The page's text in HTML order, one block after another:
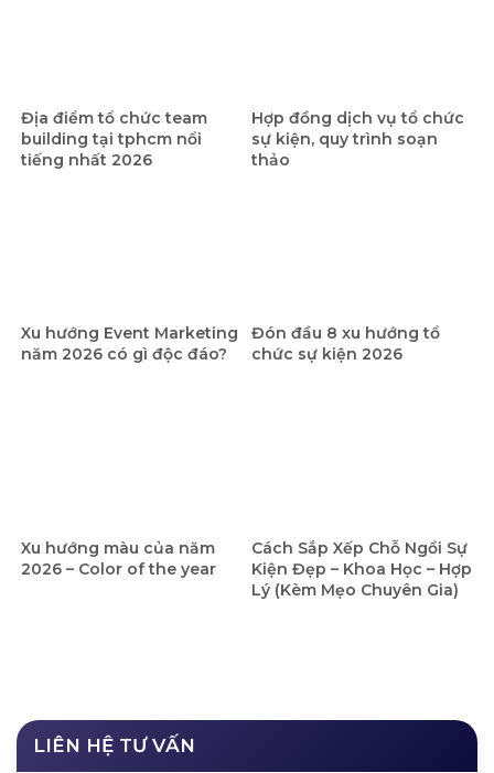
Địa điểm tổ chức team
building tại tphcm nổi
tiếng nhất 2026
Hợp đồng dịch vụ tổ chức
sự kiện, quy trình soạn
thảo
Xu hướng Event Marketing
năm 2026 có gì độc đáo?
Đón đầu 8 xu hướng tổ
chức sự kiện 2026
Xu hướng màu của năm
2026 – Color of the year
Cách Sắp Xếp Chỗ Ngồi Sự
Kiện Đẹp – Khoa Học – Hợp
Lý (Kèm Mẹo Chuyên Gia)
LIÊN HỆ TƯ VẤN